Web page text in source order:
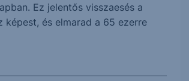
Ez jelentős visszaesés a
képest, és elmarad a 65 ezerre